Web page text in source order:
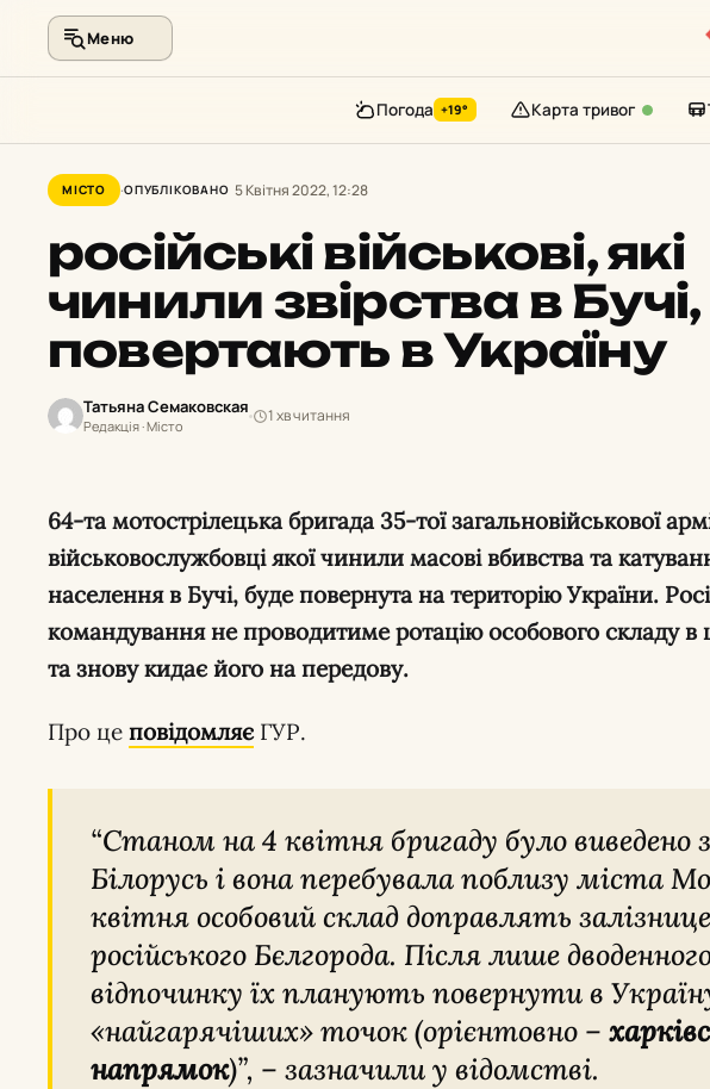
контенту
Меню
Погода +19° Карта тривог
МІСТО ОПУБЛІКОВАНО 5 Квітня 2022, 12:28
російські військові, які
чинили звірства в Бучі,
повертають в Україну
Татьяна Семаковская
Редакція · Місто
1 хв читання
64-та мотострілецька бригада 35-тої загальновійськової армії РФ,
військовослужбовці якої чинили масові вбивства та
населення в Бучі, буде повернута на територію України.
командування не проводитиме ротацію особового складу в
та знову кидає його на передову.
Про це повідомляєГУР.
“Станом на 4 квітня бригаду було виведено з України в
Білорусь і вона перебувала поблизу міста
квітня особовий склад доправлять
російського Бєлгорода. Після лише
відпочинку їх планують повернути в
«найгарячіших» точок (орієнтовно –
напрямок)”, – зазначили у відомстві.